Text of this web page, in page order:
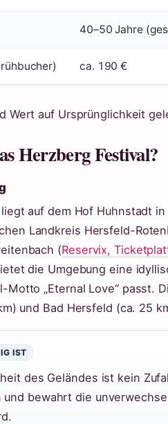
40–50 Jahre
ca. 190 €
Wert auf Ursprünglichkeit
Herzberg Festival?
auf dem Hof Huhnstadt in
Landkreis Hersfeld-
(Reservix,
die Umgebung eine
Motto „Eternal Love“ passt.
und Bad Hersfeld (ca. 25
IST
des Geländes ist kein
und bewahrt die